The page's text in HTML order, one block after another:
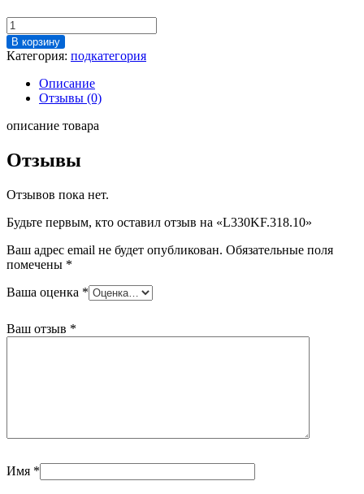
Количество
товара
L330KF.318.10
В корзину
Категория: подкатегория
Описание
Отзывы (0)
описание товара
Отзывы
Отзывов пока нет.
Будьте первым, кто оставил отзыв на «L330KF.318.10»
Ваш адрес email не будет опубликован. Обязательные поля
помечены *
Ваша оценка *
Ваш отзыв *
Имя *